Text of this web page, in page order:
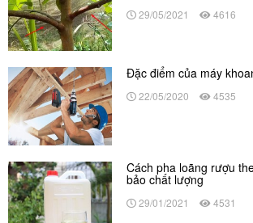
29/05/2021 4616
Đặc điểm của máy
22/05/2020 4535
Cách pha loãng rượu
bảo chất lượng
29/01/2021 4531